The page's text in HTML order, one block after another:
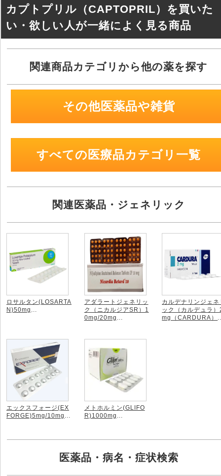
o
k
カプトプリル（CAPTOPRIL）を買いた
い・欲しい人が一緒によく見る商品
関連商品カテゴリから他の薬を探す
その他医薬品や雑貨
すべての医療品カテゴリ一覧
関連医薬品・ジェネリック
ロサルタン(LOSARTA
N)50mg
アダラートジェネリッ
ク（ニカルジアSR）1
0mg/20mg
カルデナリンジェネ
ック（カルデュラ
mg（CARDURA）
エックスフォージ(EX
FORGE)5mg/10mg
メトホルミン(GLIFO
R)1000mg
医薬品・病名・症状検索